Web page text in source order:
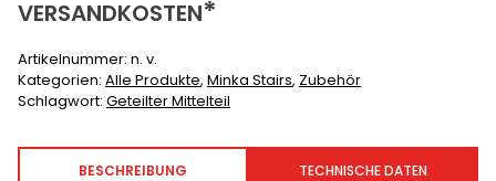
VERSANDKOSTEN*
Artikelnummer: n. v.
Kategorien: Alle Produkte, Minka Stairs, Zubehör
Schlagwort: Geteilter Mittelteil
BESCHREIBUNG TECHNISCHE DATEN